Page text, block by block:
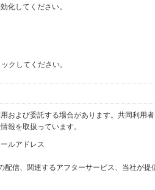
化してください。
クしてください。
および委託する場合があります。共同利用
報を取扱っています。
ルアドレス
信、関連するアフターサービス、当社が提